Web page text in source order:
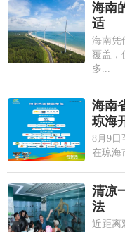
海南
适
海南凭
覆盖，
多...
海南
琼海
8月9日
在琼海
清凉
法
近距离